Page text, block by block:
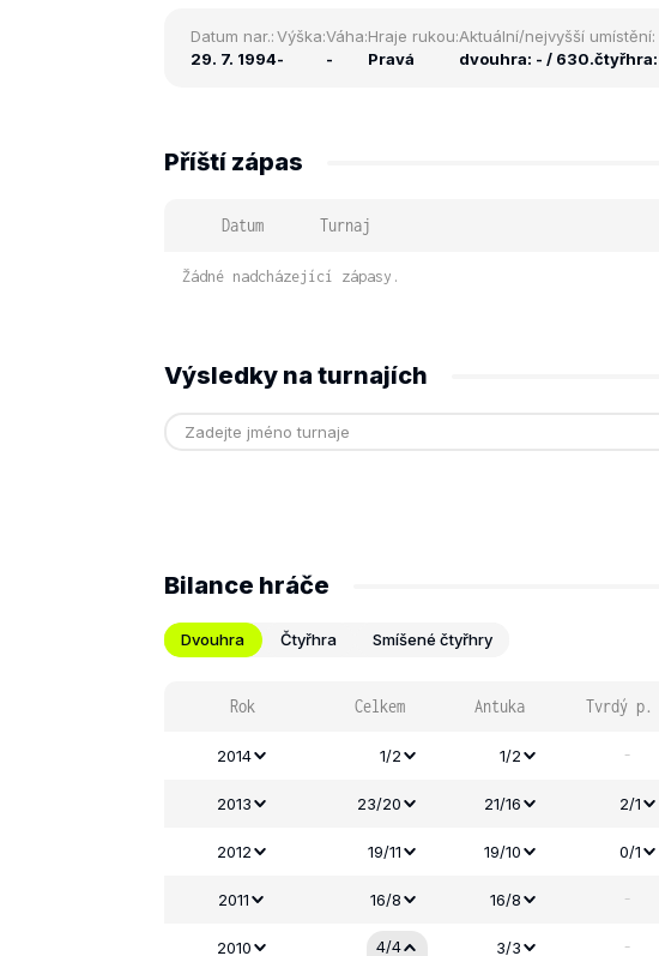
Datum nar.:
29. 7. 1994
Výška:
-
Váha:
-
Hraje rukou:
Pravá
Aktuální/nejvyšší umístění:
dvouhra: - / 630.
Příští zápas
Datum Turnaj
Žádné nadcházející zápasy.
Výsledky na turnajích
Bilance hráče
Dvouhra Čtyřhra Smíšené čtyřhry
Rok Celkem Antuka Tvrdý p.
2014 1/2 1/2 -
2013 23/20 21/16 2/1
2012 19/11 19/10 0/1
2011 16/8 16/8 -
2010 4/4 3/3 -